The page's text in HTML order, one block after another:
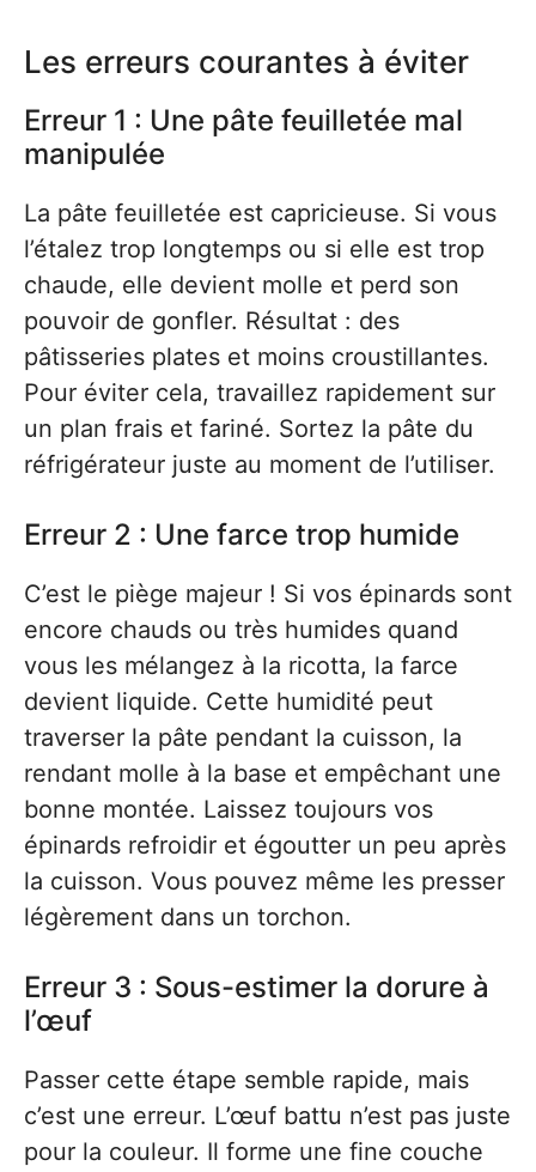
Les erreurs courantes à éviter
Erreur 1 : Une pâte feuilletée mal
manipulée
La pâte feuilletée est capricieuse. Si vous
l’étalez trop longtemps ou si elle est trop
chaude, elle devient molle et perd son
pouvoir de gonfler. Résultat : des
pâtisseries plates et moins croustillantes.
Pour éviter cela, travaillez rapidement sur
un plan frais et fariné. Sortez la pâte du
réfrigérateur juste au moment de l’utiliser.
Erreur 2 : Une farce trop humide
C’est le piège majeur ! Si vos épinards sont
encore chauds ou très humides quand
vous les mélangez à la ricotta, la farce
devient liquide. Cette humidité peut
traverser la pâte pendant la cuisson, la
rendant molle à la base et empêchant une
bonne montée. Laissez toujours vos
épinards refroidir et égoutter un peu après
la cuisson. Vous pouvez même les presser
légèrement dans un torchon.
Erreur 3 : Sous-estimer la dorure à
l’œuf
Passer cette étape semble rapide, mais
c’est une erreur. L’œuf battu n’est pas juste
pour la couleur. Il forme une fine couche